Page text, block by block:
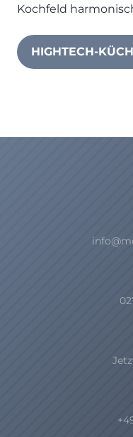
Kochfeld
HIGHTECH-